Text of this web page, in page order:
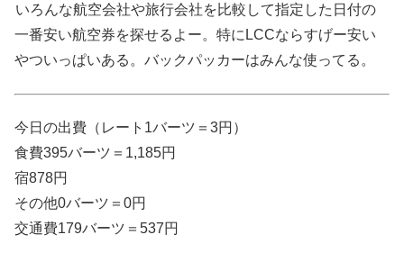
いろんな航空会社や旅行会社を比較して指定した日付の
一番安い航空券を探せるよー。特にLCCならすげー安い
やついっぱいある。バックパッカーはみんな使ってる。
今日の出費（レート1バーツ＝3円）
食費395バーツ＝1,185円
宿878円
その他0バーツ＝0円
交通費179バーツ＝537円